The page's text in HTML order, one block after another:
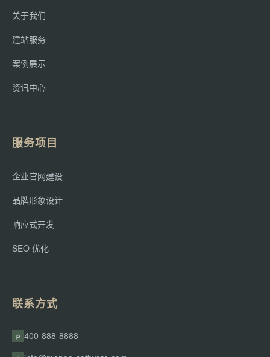
关于我们
建站服务
案例展示
资讯中心
服务项目
企业官网建设
品牌形象设计
响应式开发
SEO 优化
联系方式
400-888-8888